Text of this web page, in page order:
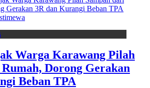
Warga Karawang Pilah
Dorong Gerakan
Beban TPA